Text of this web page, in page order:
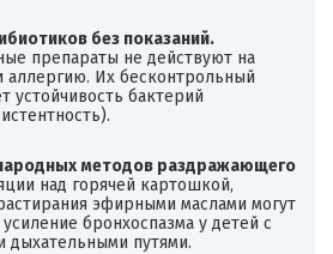
без показаний.
препараты не действуют на
аллергию. Их бесконтрольный
устойчивость бактерий
методов раздражающего
над горячей картошкой,
эфирными маслами могут
бронхоспазма у детей с
дыхательными путями.